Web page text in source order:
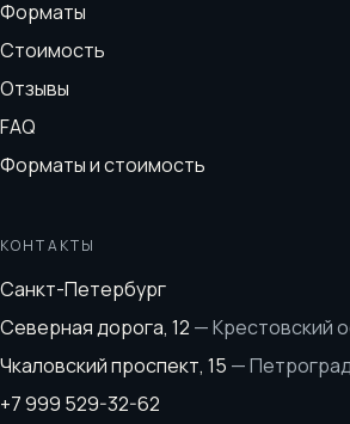
Форматы
Стоимость
Отзывы
FAQ
Форматы и стоимость
КОНТАКТЫ
Санкт-Петербург
Северная дорога, 12 —Крестовский
Чкаловский проспект, 15 —
+7 999 529-32-62